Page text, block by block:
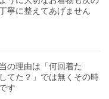
寧に整えてあげません
の理由は「何回着た
てた？」では無くその時
す